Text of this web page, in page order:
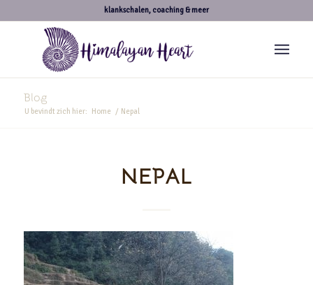
klankschalen, coaching & meer
Blog
U bevindt zich hier: Home / Nepal
NEPAL